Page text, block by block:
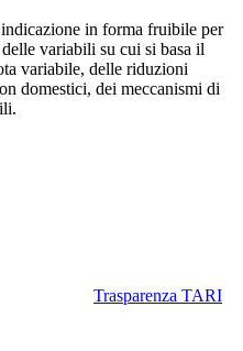
in forma fruibile per
variabili su cui si basa il
variabile, delle riduzioni
domestici, dei meccanismi di
Trasparenza TARI